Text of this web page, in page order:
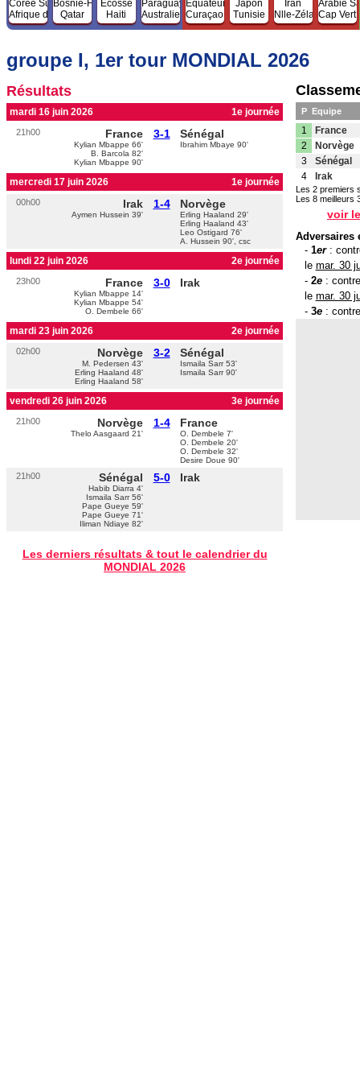
Corée Sud
Afrique du Sud
Bosnie-H.
Qatar
Ecosse
Haiti
Paraguay
Australie
Equateur
Curaçao
Japon
Tunisie
Iran
Nlle-Zélande
Arabie
Cap Vert
groupe I, 1er tour MONDIAL 2026
Résultats
mardi 16 juin 2026 1e journée
21h00 France 3-1 Sénégal
Kylian Mbappe 66'
B. Barcola 82'
Kylian Mbappe 90'
Ibrahim Mbaye 90'
mercredi 17 juin 2026 1e journée
00h00 Irak 1-4 Norvège
Aymen Hussein 39'
Erling Haaland 29'
Erling Haaland 43'
Leo Ostigard 76'
A. Hussein 90', csc
lundi 22 juin 2026 2e journée
23h00 France 3-0 Irak
Kylian Mbappe 14'
Kylian Mbappe 54'
O. Dembele 66'
mardi 23 juin 2026 2e journée
02h00 Norvège 3-2 Sénégal
M. Pedersen 43'
Erling Haaland 48'
Erling Haaland 58'
Ismaila Sarr 53'
Ismaila Sarr 90'
vendredi 26 juin 2026 3e journée
21h00 Norvège 1-4 France
Thelo Aasgaard 21'
O. Dembele 7'
O. Dembele 20'
O. Dembele 32'
Desire Doue 90'
21h00 Sénégal 5-0 Irak
Habib Diarra 4'
Ismaila Sarr 56'
Pape Gueye 59'
Pape Gueye 71'
Iliman Ndiaye 82'
Les derniers résultats & tout le calendrier du
MONDIAL 2026
P Equipe
1
France
2
Norvège
3
Sénégal
4
Irak
Les 2 premiers
Les 8 meilleurs
voir
Adversaires en 16es de
: contre un 3edes
mar. 30 juin 2026 à
-2e: contre le 2edu
lemar. 30 juin 2026 à
: contre un 1 erdes